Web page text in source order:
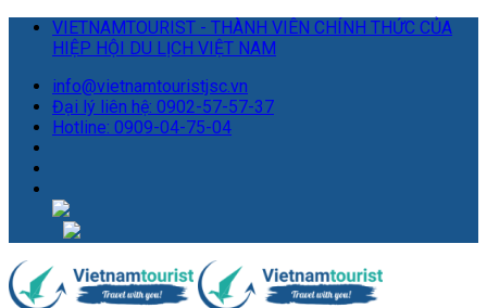
VIETNAMTOURIST - THÀNH VIÊN CHÍNH THỨC CỦA
HIỆP HỘI DU LỊCH VIỆT NAM
info@vietnamtouristjsc.vn
Đại lý liên hệ: 0902-57-57-37
Hotline: 0909-04-75-04